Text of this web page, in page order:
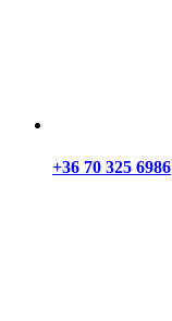
+36 70 325 6986